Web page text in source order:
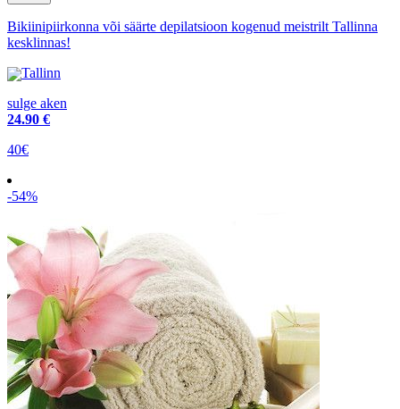
Bikiinipiirkonna või säärte depilatsioon kogenud meistrilt Tallinna
kesklinnas!
Tallinn
sulge aken
24.90 €
40€
-54%